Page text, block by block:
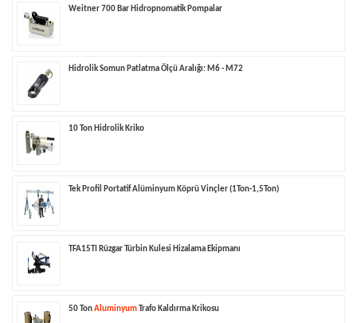
Weitner 700 Bar Hidropnomatik Pompalar
Hidrolik Somun Patlatma Ölçü Aralığı: M6 - M72
10 Ton Hidrolik Kriko
Tek Profil Portatif Alüminyum Köprü Vinçler (1Ton-1,5Ton)
TFA15TI Rüzgar Türbin Kulesi Hizalama Ekipmanı
50 TonAluminyumTrafo Kaldırma Krikosu